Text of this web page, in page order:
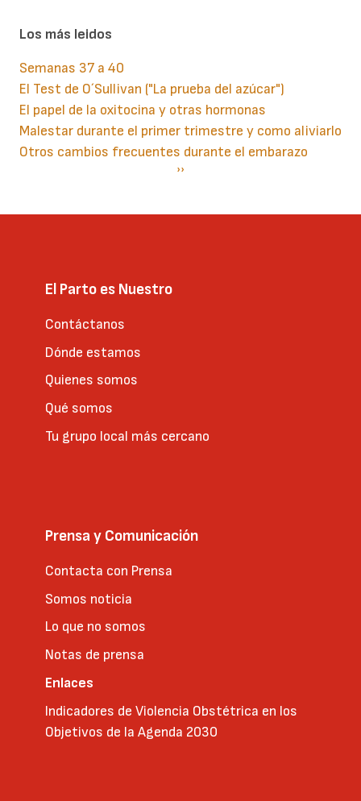
Los más leidos
Semanas 37 a 40
El Test de O´Sullivan ("La prueba del azúcar")
El papel de la oxitocina y otras hormonas
Malestar durante el primer trimestre y como aliviarlo
Otros cambios frecuentes durante el embarazo
Siguiente
››
El Parto es Nuestro
Contáctanos
Dónde estamos
Quienes somos
Qué somos
Tu grupo local más cercano
Prensa y Comunicación
Contacta con Prensa
Somos noticia
Lo que no somos
Notas de prensa
Enlaces
Indicadores de Violencia Obstétrica en los
Objetivos de la Agenda 2030